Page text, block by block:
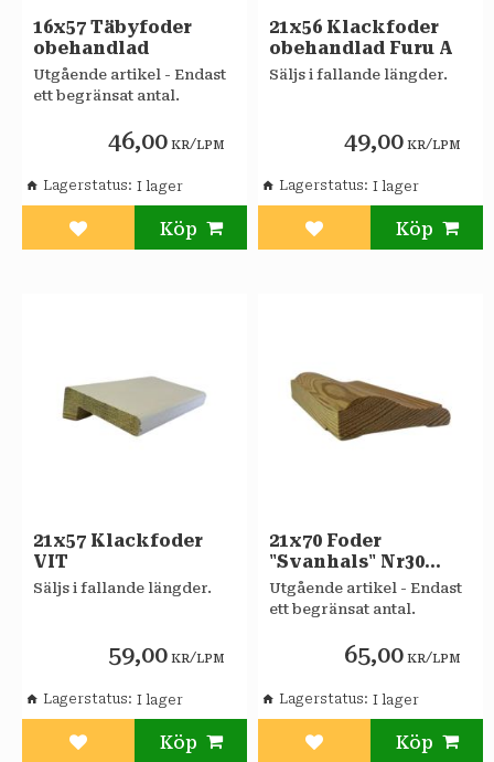
16x57 Täbyfoder
obehandlad
​​​Utgående artikel - Endast
ett begränsat antal.
46,00 KR/LPM
Lägg till i favoriter
Lagerstatus
21x56 Klackfoder
obehandlad Furu A
Säljs i fallande längder.
49,00 KR/LPM
Lägg till i favoriter
Lagerstatus
21x57 Klackfoder
VIT
Säljs i fallande längder.
59,00 KR/LPM
Lägg till i favoriter
Lagerstatus
21x70 Foder
"Svanhals" Nr30
obehandlad Furu A
Utgående artikel - Endast
ett begränsat antal.
65,00 KR/LPM
Lägg till i favoriter
Lagerstatus